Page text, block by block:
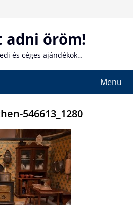
öröm!
és céges ajándékok…
Menu
546613_1280